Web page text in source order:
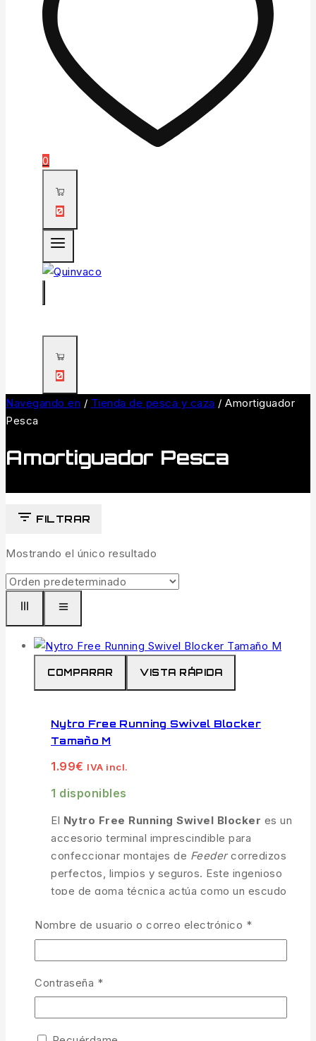
0
0
0
Navegando en / Tienda de pesca y caza / Amortiguador
Pesca
Amortiguador Pesca
FILTRAR
Mostrando el único resultado
COMPARAR VISTA RÁPIDA
Nytro Free Running Swivel Blocker
Tamaño M
1.99€ IVA incl.
1 disponibles
El Nytro Free Running Swivel Blocker es un
accesorio terminal imprescindible para
confeccionar montajes de Feedercorredizos
perfectos, limpios y seguros. Este ingenioso
tope de goma técnica actúa como un escudo
continuos del esmerillón del cebador contra el
nudo de unión del bajo de línea durante los
lances más potentes. Diseñado bajo estrictos
estándares de competición, garantiza un
deslizamiento fluido de la línea y una
presentación anti-enredos impecable.
Nombre de usuario o correo electrónico *
Contraseña *